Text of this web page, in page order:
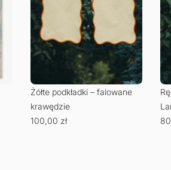
Żółte podkładki – falowane
krawędzie
100,00 zł